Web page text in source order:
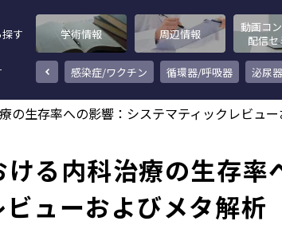
す 学術情報 周辺情報
動画コ
配信セ
その他 感染症/ワクチン 循環器/呼吸器 泌尿器
の生存率への影響：システマティックレビュ
る内科治療の生存率
ューおよびメタ解析